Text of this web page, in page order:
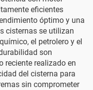
eficientes
óptimo y una
cisternas se utilizan
el petrolero y el
son
reciente realizado en
del cisterna para
sin comprometer